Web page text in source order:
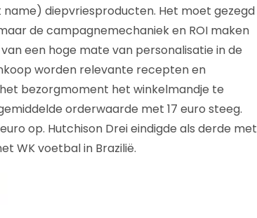
name) diepvriesproducten. Het moet gezegd
de campagnemechaniek en ROI maken
een hoge mate van personalisatie in de
worden relevante recepten en
bezorgmoment het winkelmandje te
orderwaarde met 17 euro steeg.
op. Hutchison Drei eindigde als derde met
WK voetbal in Brazilië.